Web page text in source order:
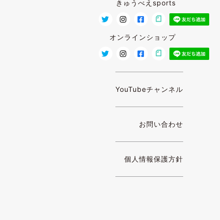
きゅうべえsports
オンラインショップ
YouTubeチャンネル
お問い合わせ
個人情報保護方針